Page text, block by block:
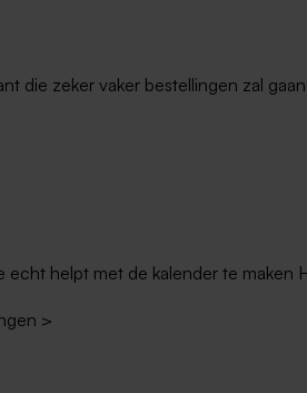
die zeker vaker bestellingen zal
echt helpt met de kalender te maken
>